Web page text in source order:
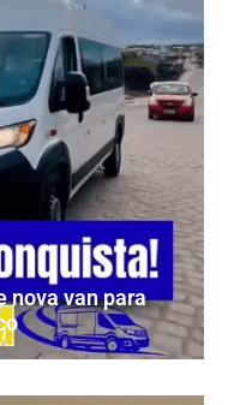
nova van para